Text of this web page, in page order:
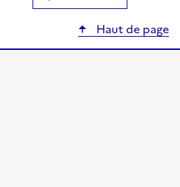
Haut de page